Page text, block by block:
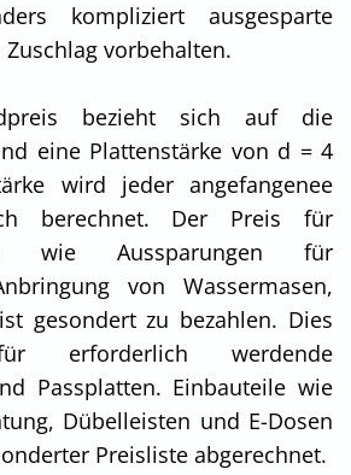
kompliziert ausgesparte
vorbehalten.
bezieht sich auf die
eine Plattenstärke von d = 4
wird jeder angefangenee
berechnet. Der Preis für
wie Aussparungen für
von Wassermasen,
gesondert zu bezahlen. Dies
erforderlich werdende
Passplatten. Einbauteile wie
Dübelleisten und E-Dosen
Preisliste abgerechnet.